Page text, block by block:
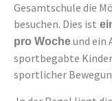
Gesamtschule die
besuchen. Dies ist
pro Wocheund ein
sportbegabte
sportlicher